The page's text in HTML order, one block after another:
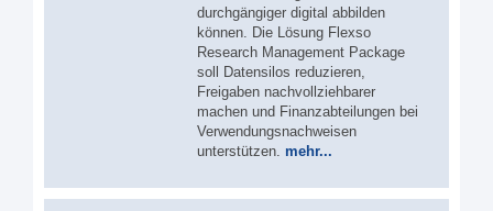
durchgängiger digital abbilden
können. Die Lösung Flexso
Research Management Package
soll Datensilos reduzieren,
Freigaben nachvollziehbarer
machen und Finanzabteilungen bei
Verwendungsnachweisen
unterstützen. mehr...